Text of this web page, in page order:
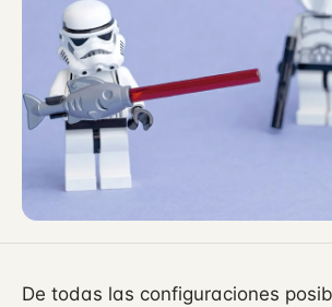
De todas las configuraciones